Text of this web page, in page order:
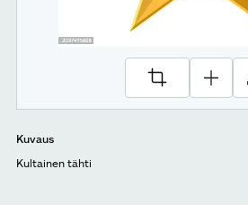
Kuvaus
Kultainen tähti